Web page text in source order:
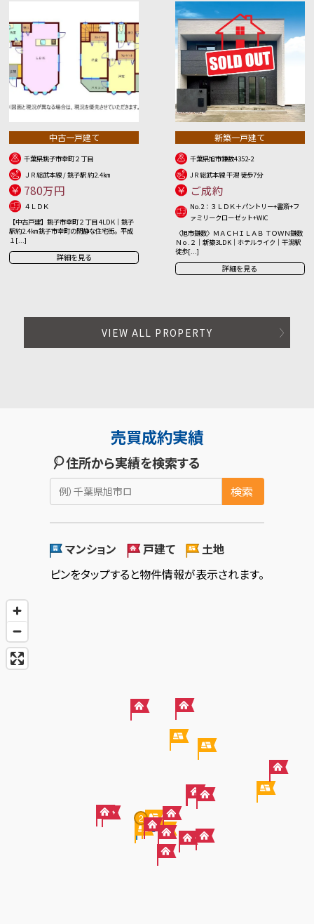
中古一戸建て
千葉県銚子市幸町２丁目
ＪＲ総武本線 / 銚子駅 約2.4㎞
780万円
４ＬＤＫ
【中古戸建】銚子市幸町２丁目 4LDK｜銚子
駅約2.4㎞ 銚子市幸町の閑静な住宅街。平成
１[...]
詳細を見る
新築一戸建て
千葉県旭市鎌数4352-2
JＲ総武本線 干潟 徒歩7分
ご成約
No.2：３ＬＤＫ＋パントリー+書斎+フ
ァミリークローゼット+WIC
〈旭市鎌数〉ＭＡＣＨＩＬＡＢ ＴＯＷＮ鎌数
Ｎｏ.２｜新築3LDK｜ホテルライク｜干潟駅
徒歩[...]
詳細を見る
VIEW ALL PROPERTY